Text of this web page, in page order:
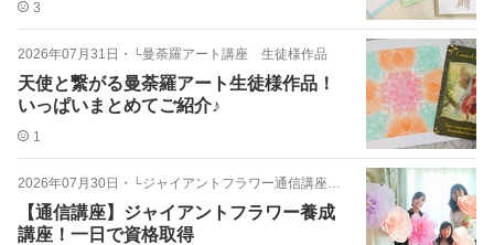
3
2026年07月31日 ・ └曼荼羅アート講座 生徒様作品
天使と繋がる曼荼羅アート生徒様作品！
いっぱいまとめてご紹介♪
1
2026年07月30日 ・ └ジャイアントフラワー通信講座 詳細
【通信講座】ジャイアントフラワー養成
講座！一日で資格取得